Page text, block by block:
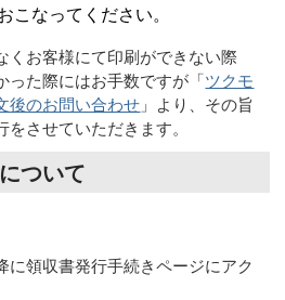
こなってください。
お客様にて印刷ができない際
った際にはお手数ですが「 ツクモ
後のお問い合わせ 」より、その旨
させていただきます。
ついて
に領収書発行手続きページにアク